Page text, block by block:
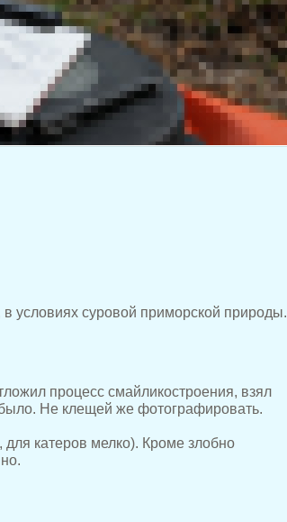
условиях суровой приморской природы.
процесс смайликостроения, взял
было. Не клещей же фотографировать.
катеров мелко). Кроме злобно